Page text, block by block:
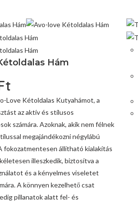
Hám
Love Kétoldalas Kutyahámot, a
az aktív és stílusos
számára. Azoknak, akik nem félnek
megajándékozni négylábú
fokozatmentesen állítható kialakítás
illeszkedik, biztosítva a
és a kényelmes viseletet
A könnyen kezelhető csat
pillanatok alatt fel- és